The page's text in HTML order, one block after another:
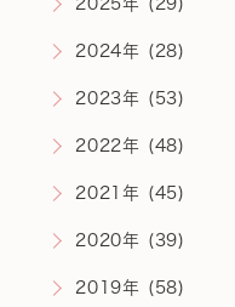
2024年 (28)
2023年 (53)
2022年 (48)
2021年 (45)
2020年 (39)
2019年 (58)